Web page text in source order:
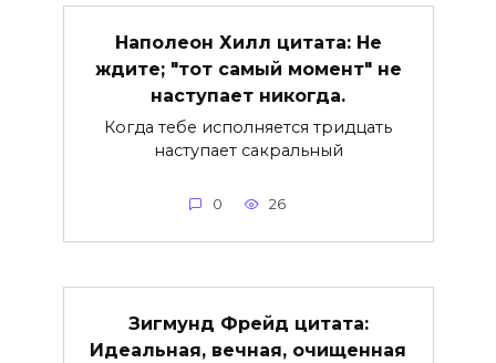
Наполеон Хилл цитата: Не
ждите; "тот самый момент" не
наступает никогда.
Когда тебе исполняется тридцать
наступает сакральный
0 26
Зигмунд Фрейд цитата:
Идеальная, вечная, очищенная